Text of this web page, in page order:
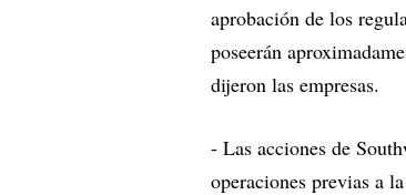
aprobación de los
poseerán
dijeron las empresas.
- Las acciones de
operaciones previas a